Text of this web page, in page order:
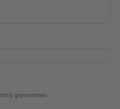
genommen